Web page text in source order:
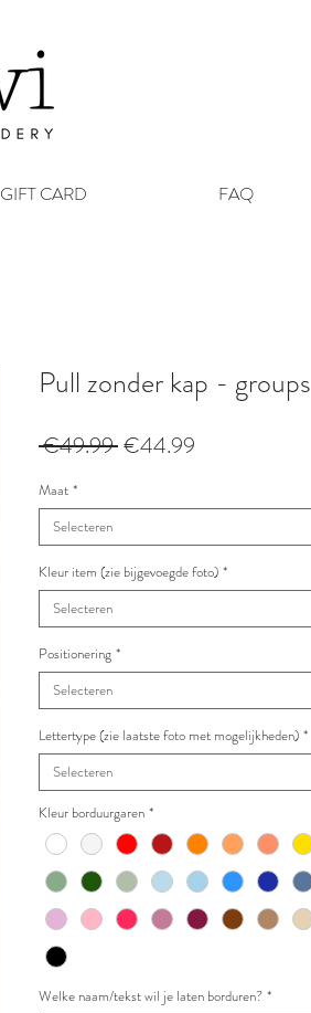
GIFT CARD FAQ
Pull zonder kap - groups
€49.99 Normale
€44.99
Maat *
Selecteren
Kleur item (zie bijgevoegde foto) *
Selecteren
Positionering *
Selecteren
Lettertype (zie laatste foto met mogelijkheden) *
Selecteren
Kleur borduurgaren *
Welke naam/tekst wil je laten borduren? *